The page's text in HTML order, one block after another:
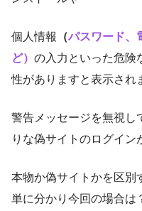
個人情報 （パスワード、
ど） の入力といった危険
性がありますと表示され
警告メッセージを無視し
りな偽サイトのログイン
本物か偽サイトかを区別
単に分かり今回の場合は